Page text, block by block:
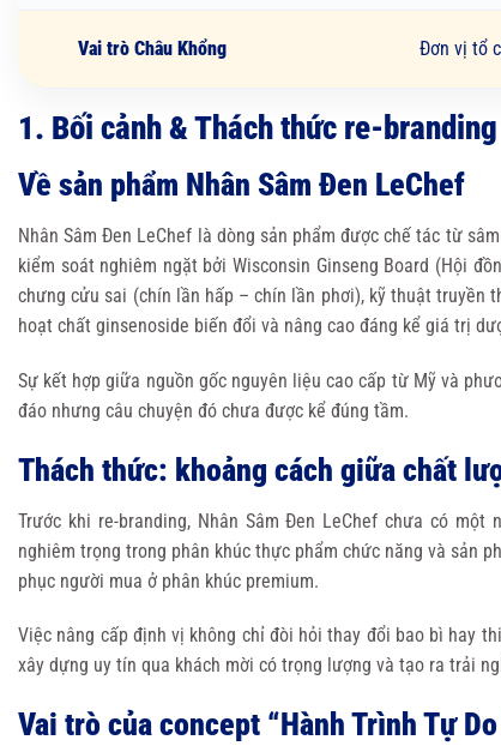
Vai trò Châu Khổng Đơn vị tổ
1. Bối cảnh & Thách thức re-branding
Về sản phẩm Nhân Sâm Đen LeChef
Nhân Sâm Đen LeChef là dòng sản phẩm được chế tác từ
kiểm soát nghiêm ngặt bởi Wisconsin Ginseng Board (Hội
chưng cửu sai (chín lần hấp – chín lần phơi), kỹ thuật truyền
hoạt chất ginsenoside biến đổi và nâng cao đáng kể giá trị
Sự kết hợp giữa nguồn gốc nguyên liệu cao cấp từ Mỹ và
đáo nhưng câu chuyện đó chưa được kể đúng tầm.
Thách thức: khoảng cách giữa chất
Trước khi re-branding, Nhân Sâm Đen LeChef chưa có
nghiêm trọng trong phân khúc thực phẩm chức năng và sản
phục người mua ở phân khúc premium.
Việc nâng cấp định vị không chỉ đòi hỏi thay đổi bao bì hay
xây dựng uy tín qua khách mời có trọng lượng và tạo ra trải
Vai trò của concept “Hành Trình Tự